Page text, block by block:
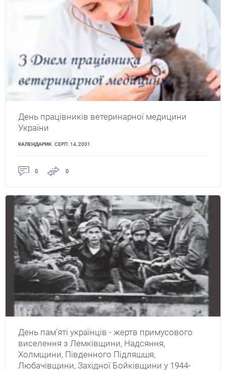
День працівників ветеринарної медицини
України
КАЛЕНДАРИК СЕРП. 14, 2001
0 0
День пам'яті українців - жертв примусового
виселення з Лемківщини, Надсяння,
Холмщини, Південного Підляшшя,
Любачівщини, Західної Бойківщини у 1944-